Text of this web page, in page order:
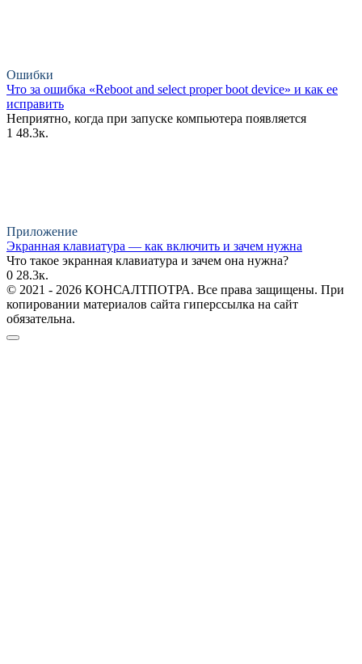
Ошибки
Что за ошибка «Reboot and select proper boot device» и как ее
исправить
Неприятно, когда при запуске компьютера появляется
1 48.3к.
Приложение
Экранная клавиатура — как включить и зачем нужна
Что такое экранная клавиатура и зачем она нужна?
0 28.3к.
© 2021 - 2026 КОНСАЛТПОТРА. Все права защищены. При
копировании материалов сайта гиперссылка на сайт
обязательна.